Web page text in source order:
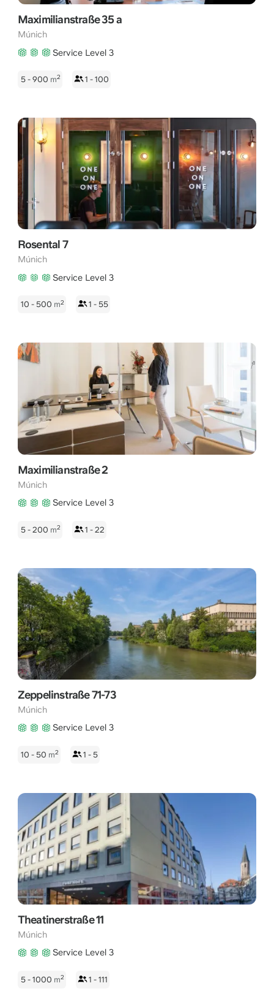
Maximilianstraße 35 a
Múnich
Service Level 3
5 - 900 m2 1 - 100
Rosental 7
Múnich
Service Level 3
10 - 500 m2 1 - 55
Maximilianstraße 2
Múnich
Service Level 3
5 - 200 m2 1 - 22
Zeppelinstraße 71-73
Múnich
Service Level 3
10 - 50 m2 1 - 5
Theatinerstraße 11
Múnich
Service Level 3
5 - 1000 m2 1 - 111